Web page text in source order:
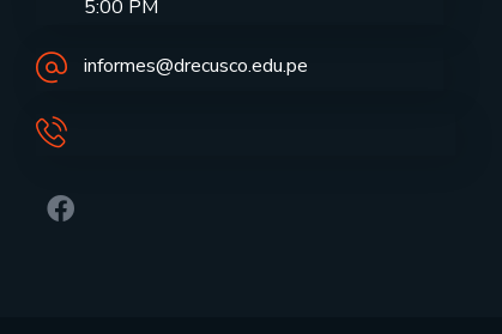
5:00 PM
informes@drecusco.edu.pe